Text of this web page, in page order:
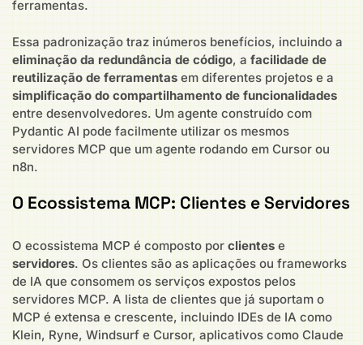
ferramentas.
Essa padronização traz inúmeros benefícios, incluindo a
eliminação da redundância de código, a facilidade de
reutilização de ferramentas em diferentes projetos e a
simplificação do compartilhamento de funcionalidades
entre desenvolvedores. Um agente construído com
Pydantic AI pode facilmente utilizar os mesmos
servidores MCP que um agente rodando em Cursor ou
n8n.
O Ecossistema MCP: Clientes e Servidores
O ecossistema MCP é composto por clientes e
servidores. Os clientes são as aplicações ou frameworks
de IA que consomem os serviços expostos pelos
servidores MCP. A lista de clientes que já suportam o
MCP é extensa e crescente, incluindo IDEs de IA como
Klein, Ryne, Windsurf e Cursor, aplicativos como Claude